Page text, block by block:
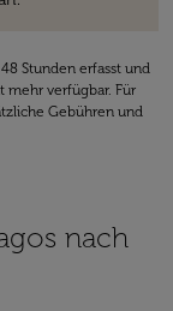
Stunden erfasst und
mehr verfügbar. Für
Gebühren und
nach